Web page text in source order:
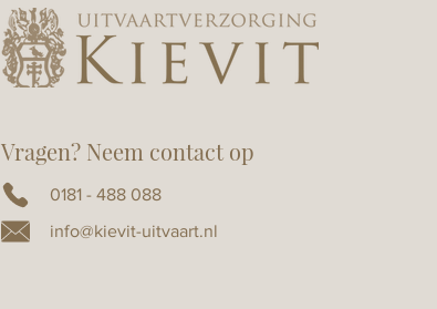
Vragen? Neem contact op
0181 - 488 088
info@kievit-uitvaart.nl